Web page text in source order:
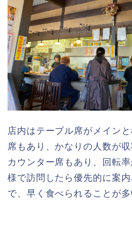
店内はテーブル席がメイン
席もあり、かなりの人数が収
カウンター席もあり、回転
様で訪問したら優先的に案
で、早く食べられることが多